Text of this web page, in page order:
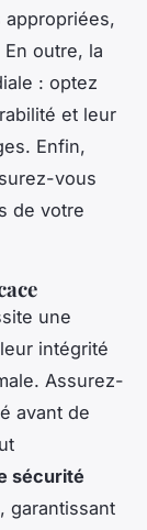
outre, la
: optez
et leur
Enfin,
vous
de votre
une
intégrité
Assurez-
avant de
sécurité
garantissant